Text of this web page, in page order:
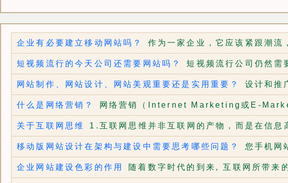
企业有必要建立移动网站吗？ 作为一家企业，它应该紧跟潮
短视频流行的今天公司还需要网站吗？ 短视频流行公司仍然
网站制作、网站设计、网站美观重要还是实用重要？ 设计和推
什么是网络营销？ 网络营销（Internet Marketing或E-
关于互联网思维 1.互联网思维并非互联网的产物，而是在信
移动版网站设计在架构与建设中需要思考哪些问题？ 您手机网
企业网站建设色彩的作用 随着数字时代的到来, 互联网所带